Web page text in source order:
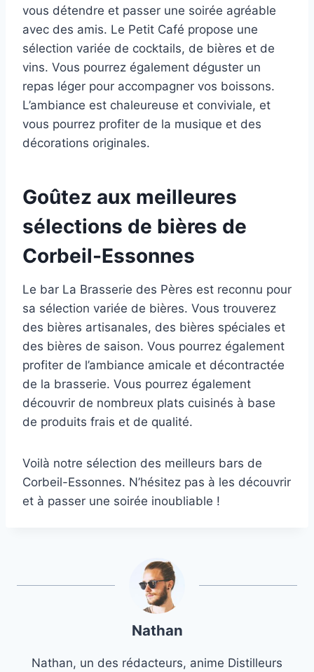
vous détendre et passer une soirée agréable
avec des amis. Le Petit Café propose une
sélection variée de cocktails, de bières et de
vins. Vous pourrez également déguster un
repas léger pour accompagner vos boissons.
L’ambiance est chaleureuse et conviviale, et
vous pourrez profiter de la musique et des
décorations originales.
Goûtez aux meilleures
sélections de bières de
Corbeil-Essonnes
Le bar La Brasserie des Pères est reconnu pour
sa sélection variée de bières. Vous trouverez
des bières artisanales, des bières spéciales et
des bières de saison. Vous pourrez également
profiter de l’ambiance amicale et décontractée
de la brasserie. Vous pourrez également
découvrir de nombreux plats cuisinés à base
de produits frais et de qualité.
Voilà notre sélection des meilleurs bars de
Corbeil-Essonnes. N’hésitez pas à les découvrir
et à passer une soirée inoubliable !
Nathan
Nathan, un des rédacteurs, anime Distilleurs